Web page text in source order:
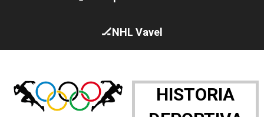
Grandes éxitos por fin para Chelsea Green, Chad
Campeonato de Europa de MTB 2026 (Monteceneri,
Campeonato de Europa de remo 2026 (Varese, Italia)
Mundial de lacrosse femenino 2026 (Tokio, Japón) -
🏒NHL Vavel
HISTORIA